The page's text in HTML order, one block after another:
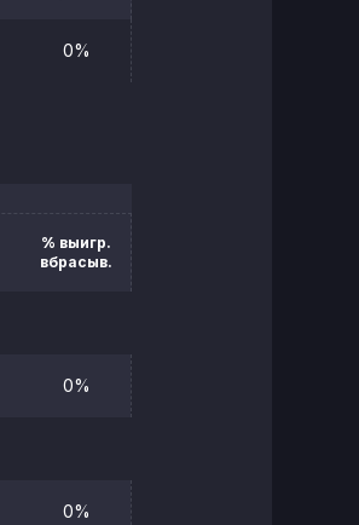
0%
% выигр.
вбрасыв.
0%
0%